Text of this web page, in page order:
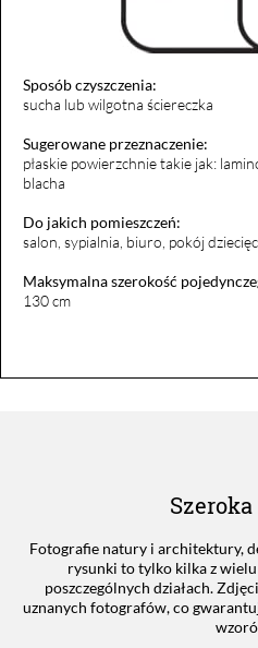
Sposób czyszczenia:
sucha lub wilgotna ściereczka
Sugerowane przeznaczenie:
płaskie powierzchnie takie jak:
blacha
Do jakich pomieszczeń:
salon, sypialnia, biuro, pokój
Maksymalna szerokość
130 cm
Fotografie natury i architektury,
rysunki to tylko kilka z
poszczególnych działach.
uznanych fotografów, co